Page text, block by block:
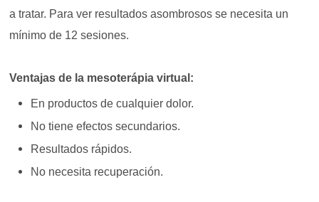
a tratar. Para ver resultados asombrosos se necesita un
mínimo de 12 sesiones.
Ventajas de la mesoterápia virtual:
En productos de cualquier dolor.
No tiene efectos secundarios.
Resultados rápidos.
No necesita recuperación.